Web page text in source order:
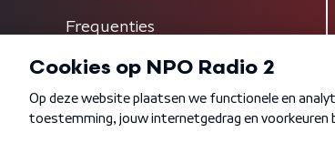
Frequenties
Algemene voorwaarden Privacybeleid